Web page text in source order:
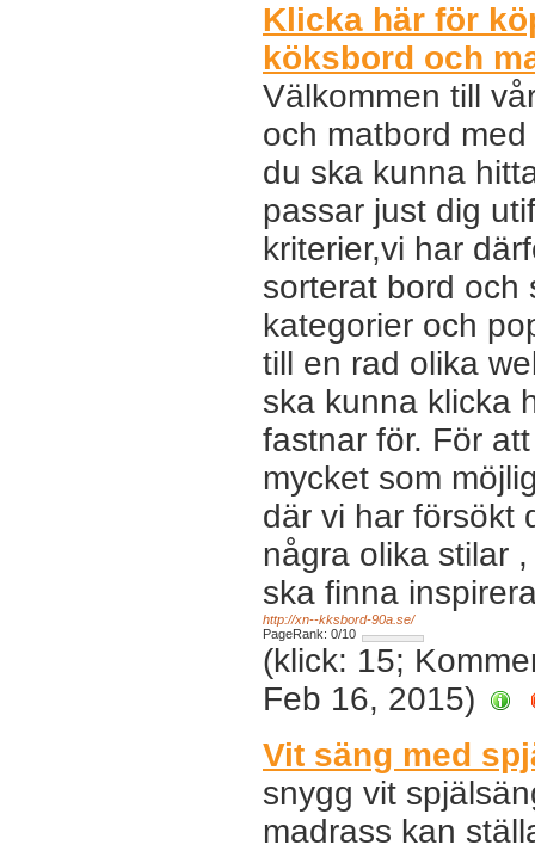
Klicka här för
köksbord och
Välkommen till
och matbord
du ska kunna
passar just dig
kriterier,vi har
sorterat bord och
kategorier och
till en rad olika
ska kunna klicka
fastnar för. För
mycket som
där vi har försökt
några olika stilar
ska finna
http://xn--kksbord-90a.se/
PageRank: 0/10
(klick: 15;
Feb 16, 2015)
Vit säng med
snygg vit
madrass kan